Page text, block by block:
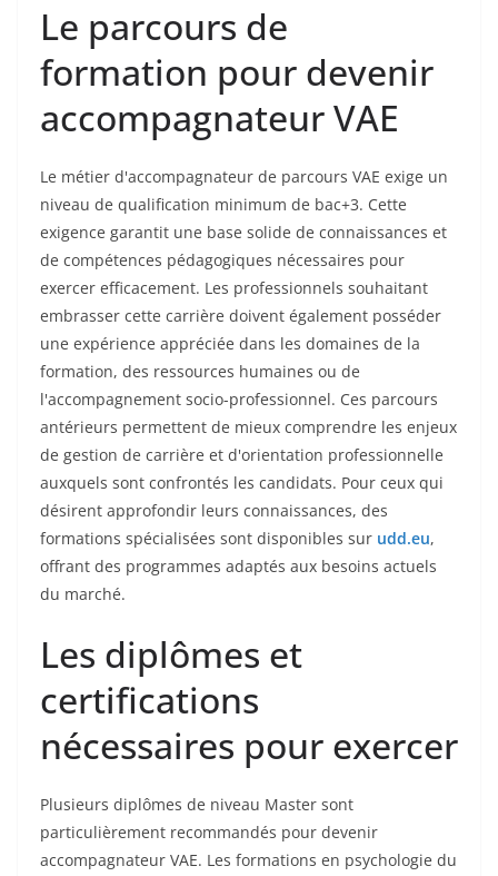
Le parcours de
formation pour devenir
accompagnateur VAE
Le métier d'accompagnateur de parcours VAE exige un
niveau de qualification minimum de bac+3. Cette
exigence garantit une base solide de connaissances et
de compétences pédagogiques nécessaires pour
exercer efficacement. Les professionnels souhaitant
embrasser cette carrière doivent également posséder
une expérience appréciée dans les domaines de la
formation, des ressources humaines ou de
l'accompagnement socio-professionnel. Ces parcours
antérieurs permettent de mieux comprendre les enjeux
de gestion de carrière et d'orientation professionnelle
auxquels sont confrontés les candidats. Pour ceux qui
désirent approfondir leurs connaissances, des
formations spécialisées sont disponibles sur udd.eu,
offrant des programmes adaptés aux besoins actuels
du marché.
Les diplômes et
certifications
nécessaires pour exercer
Plusieurs diplômes de niveau Master sont
particulièrement recommandés pour devenir
accompagnateur VAE. Les formations en psychologie du